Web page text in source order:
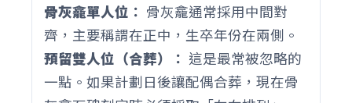
骨灰龕單人位 ： 骨灰龕通常採用中間對
齊，主要稱謂在正中，生卒年份在兩側。
預留雙人位（合葬）
： 這是最常被忽略的
一點。如果計劃日後讓配偶合葬，現在骨